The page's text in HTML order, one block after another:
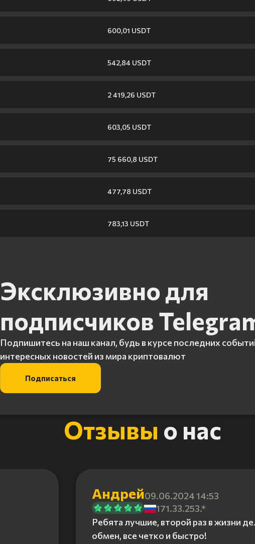
600,01 USDT
542,84 USDT
2 419,26 USDT
603,05 USDT
75 660,8 USDT
477,78 USDT
783,13 USDT
Эксклюзивно для
подписчиков
Подпишитесь на наш канал, будь в курсе последних
интересных новостей из мира криптовалют
Подписаться
Отзывы о нас
Андрей09.06.2024 14:53
171.33.253.*
Ребята лучшие, второй раз в жизни
обмен, все четко и быстро!